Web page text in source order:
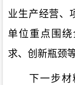
业生产经营、
单位重点围
求、创新瓶颈
下一步